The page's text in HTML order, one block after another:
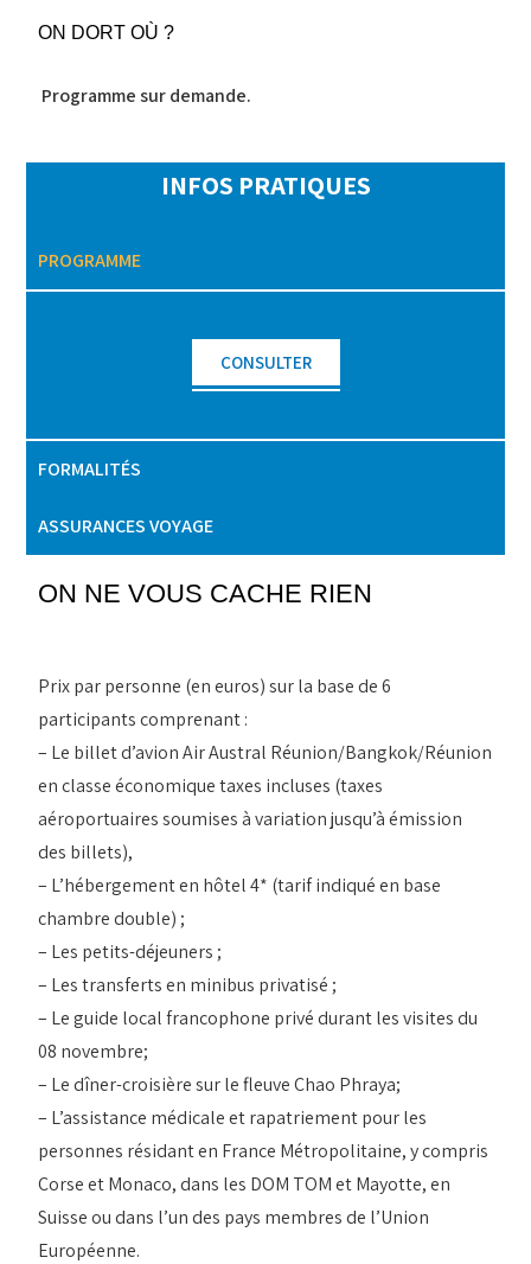
ON DORT OÙ ?
Programme sur demande.
INFOS PRATIQUES
PROGRAMME
CONSULTER
FORMALITÉS
ASSURANCES VOYAGE
ON NE VOUS CACHE RIEN
Prix par personne (en euros) sur la base de 6
participants comprenant :
– Le billet d’avion Air Austral Réunion/Bangkok/Réunion
en classe économique taxes incluses (taxes
aéroportuaires soumises à variation jusqu’à émission
des billets),
– L’hébergement en hôtel 4* (tarif indiqué en base
chambre double) ;
– Les petits-déjeuners ;
– Les transferts en minibus privatisé ;
– Le guide local francophone privé durant les visites du
08 novembre;
– Le dîner-croisière sur le fleuve Chao Phraya;
– L’assistance médicale et rapatriement pour les
personnes résidant en France Métropolitaine, y compris
Corse et Monaco, dans les DOM TOM et Mayotte, en
Suisse ou dans l’un des pays membres de l’Union
Européenne.